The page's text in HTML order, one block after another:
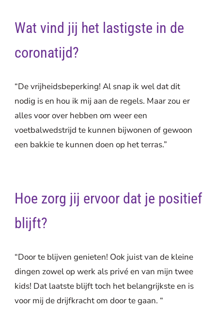
Wat vind jij het lastigste in de
coronatijd?
“De vrijheidsbeperking! Al snap ik wel dat dit
nodig is en hou ik mij aan de regels. Maar zou er
alles voor over hebben om weer een
voetbalwedstrijd te kunnen bijwonen of gewoon
een bakkie te kunnen doen op het terras.”
Hoe zorg jij ervoor dat je positief
blijft?
“Door te blijven genieten! Ook juist van de kleine
dingen zowel op werk als privé en van mijn twee
kids! Dat laatste blijft toch het belangrijkste en is
voor mij de drijfkracht om door te gaan. “